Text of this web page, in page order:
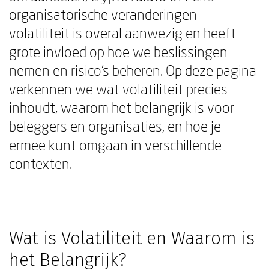
organisatorische veranderingen -
volatiliteit is overal aanwezig en heeft
grote invloed op hoe we beslissingen
nemen en risico's beheren. Op deze pagina
verkennen we wat volatiliteit precies
inhoudt, waarom het belangrijk is voor
beleggers en organisaties, en hoe je
ermee kunt omgaan in verschillende
contexten.
Wat is Volatiliteit en Waarom is
het Belangrijk?